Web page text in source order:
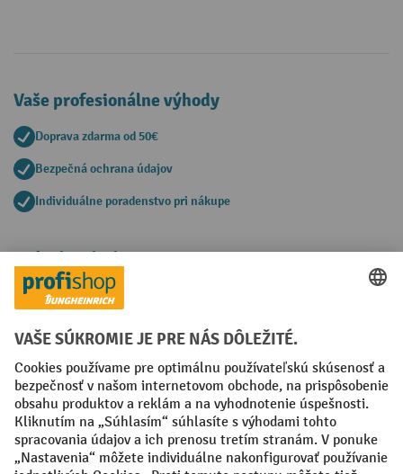
Vaše profesionálne výhody
Doprava zdarma od 50€
Bezpečná ochrana údajov
Individuálne poradenstvo pri nákupe
Spôsoby platby
Creditcard (Master)Creditcard (Visa)
Faktúra Predplatba
Sociálne siete
Facebook
YouTube
LinkedIn